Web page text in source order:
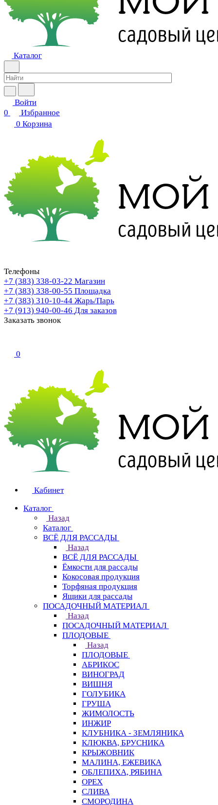
Каталог
Войти
0
Избранное
0 Корзина
Телефоны
+7 (383) 338-03-22 Магазин
+7 (383) 338-00-55 Площадка
+7 (383) 310-10-44 Жарь/Парь
+7 (913) 940-00-46 Для заказов
Заказать звонок
0
Кабинет
Каталог
Назад
Каталог
ВСЁ ДЛЯ РАССАДЫ
Назад
ВСЁ ДЛЯ РАССАДЫ
Ёмкости для рассады
Кокосовая продукция
Торфяная продукция
Ящики для рассады
ПОСАДОЧНЫЙ МАТЕРИАЛ
Назад
ПОСАДОЧНЫЙ МАТЕРИАЛ
ПЛОДОВЫЕ
Назад
ПЛОДОВЫЕ
АБРИКОС
ВИНОГРАД
ВИШНЯ
ГОЛУБИКА
ГРУША
ЖИМОЛОСТЬ
ИНЖИР
КЛУБНИКА - ЗЕМЛЯНИКА
КЛЮКВА, БРУСНИКА
КРЫЖОВНИК
МАЛИНА, ЕЖЕВИКА
ОБЛЕПИХА, РЯБИНА
ОРЕХ
СЛИВА
СМОРОДИНА